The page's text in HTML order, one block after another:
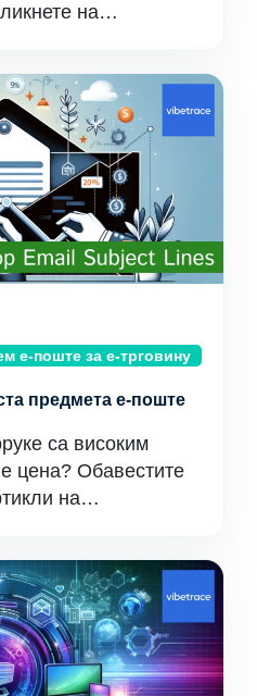
на…
е-поште за е-трговину
предмета е-поште
са високим
цена? Обавестите
на…